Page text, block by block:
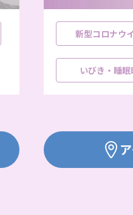
新型コロナウ
いびき・睡